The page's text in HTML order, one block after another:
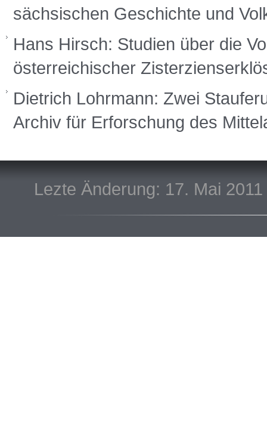
sächsischen Geschichte und
Hans Hirsch: Studien über die
österreichischer
Dietrich Lohrmann: Zwei
Archiv für Erforschung des
Lezte Änderung: 17. Mai